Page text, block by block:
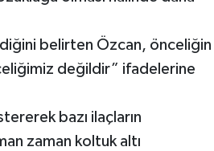
belirten Özcan, önceliğin
değildir” ifadelerine
bazı ilaçların
zaman koltuk altı